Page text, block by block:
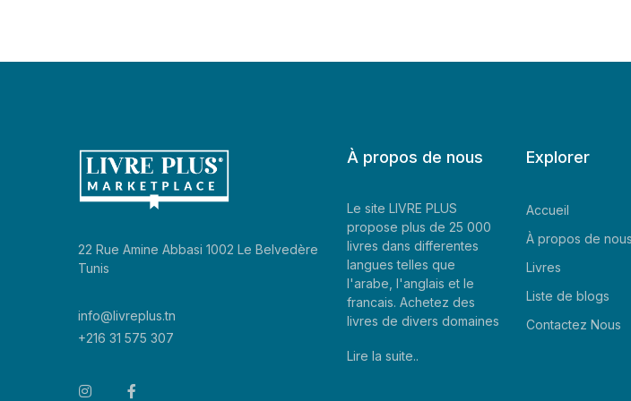
22 Rue Amine Abbasi 1002 Le Belvedère
Tunis
info@livreplus.tn
+216 31 575 307
À propos de nous
Le site LIVRE PLUS
propose plus de 25 000
livres dans differentes
langues telles que
l'arabe, l'anglais et le
francais. Achetez des
livres de divers domaines
Lire la suite..
Explorer
Accueil
À propos de nous
Livres
Liste de blogs
Contactez Nous